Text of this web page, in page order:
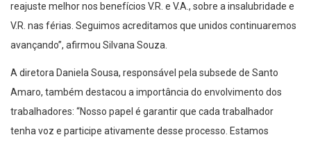
reajuste melhor nos benefícios V.R. e V.A., sobre a insalubridade e
V.R. nas férias. Seguimos acreditamos que unidos continuaremos
avançando”, afirmou Silvana Souza.
A diretora Daniela Sousa, responsável pela subsede de Santo
Amaro, também destacou a importância do envolvimento dos
trabalhadores: “Nosso papel é garantir que cada trabalhador
tenha voz e participe ativamente desse processo. Estamos